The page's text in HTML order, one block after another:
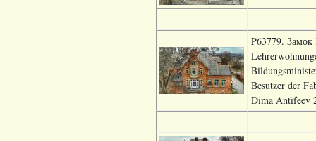
P63779.
Besutzer der
Dima Antifeev